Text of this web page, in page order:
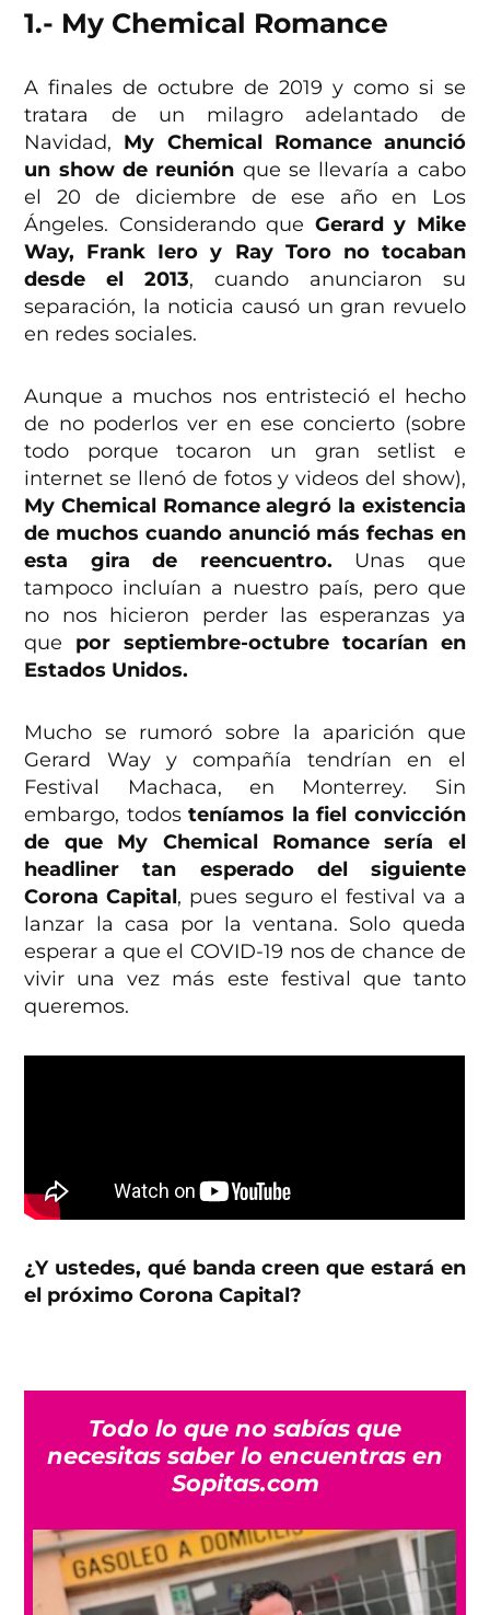
1.- My Chemical Romance
A finales de octubre de 2019 y como si se
tratara de un milagro adelantado de
Navidad, My Chemical Romance anunció
un show de reunión que se llevaría a cabo
el 20 de diciembre de ese año en Los
Ángeles. Considerando que Gerard y Mike
Way, Frank Iero y Ray Toro no tocaban
desde el 2013, cuando anunciaron su
separación, la noticia causó un gran revuelo
en redes sociales.
Aunque a muchos nos entristeció el hecho
de no poderlos ver en ese concierto (sobre
todo porque tocaron un gran setlist e
internet se llenó de fotos y videos del show),
My Chemical Romance alegró la existencia
de muchos cuando anunció más fechas en
esta gira de reencuentro. Unas que
tampoco incluían a nuestro país, pero que
no nos hicieron perder las esperanzas ya
que por septiembre-octubre tocarían en
Estados Unidos.
Mucho se rumoró sobre la aparición que
Gerard Way y compañía tendrían en el
Festival Machaca, en Monterrey. Sin
embargo, todosteníamos la fiel convicción
de que My Chemical Romance sería el
headliner tan esperado del siguiente
Corona Capital, pues seguro el festival va a
lanzar la casa por la ventana. Solo queda
esperar a que el COVID-19 nos de chance de
vivir una vez más este festival que tanto
queremos.
¿Y ustedes, qué banda creen que estará en
el próximo Corona Capital?
Todo lo que no sabías que
necesitas saber lo encuentras en
Sopitas.com